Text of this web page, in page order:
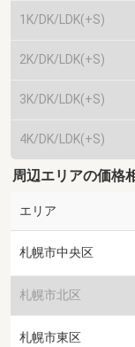
1K/DK/LDK(+S)
2K/DK/LDK(+S)
3K/DK/LDK(+S)
4K/DK/LDK(+S)
周辺エリアの価格
エリア
札幌市中央区
札幌市北区
札幌市東区